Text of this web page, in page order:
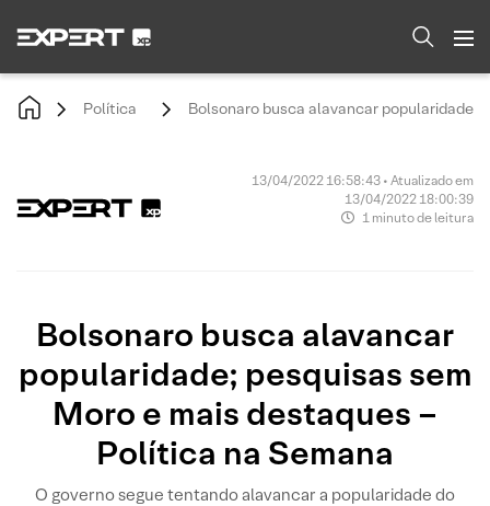
Política Bolsonaro busca alavancar popularidade;
13/04/2022 16:58:43 • Atualizado em
13/04/2022 18:00:39
1 minuto de leitura
Bolsonaro busca alavancar
popularidade; pesquisas sem
Moro e mais destaques –
Política na Semana
O governo segue tentando alavancar a popularidade do